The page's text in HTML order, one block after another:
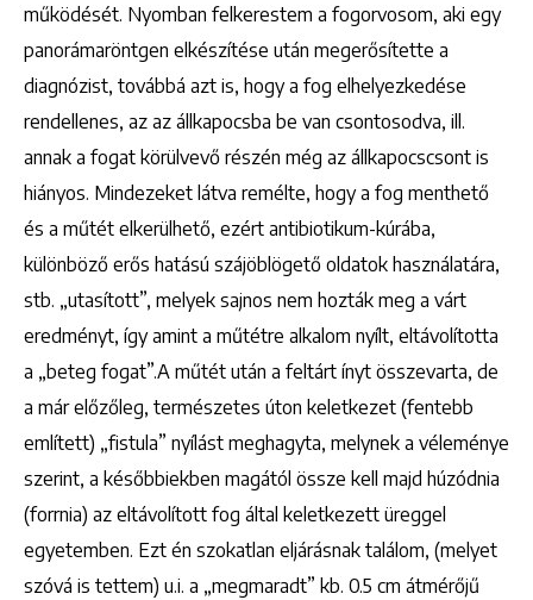
működését. Nyomban felkerestem a fogorvosom, aki egy
panorámaröntgen elkészítése után megerősítette a
diagnózist, továbbá azt is, hogy a fog elhelyezkedése
rendellenes, az az állkapocsba be van csontosodva, ill.
annak a fogat körülvevő részén még az állkapocscsont is
hiányos. Mindezeket látva remélte, hogy a fog menthető
és a műtét elkerülhető, ezért antibiotikum-kúrába,
különböző erős hatású szájöblögető oldatok használatára,
stb. „utasított”, melyek sajnos nem hozták meg a várt
eredményt, így amint a műtétre alkalom nyílt, eltávolította
a „beteg fogat”.A műtét után a feltárt ínyt összevarta, de
a már előzőleg, természetes úton keletkezet (fentebb
említett) „fistula” nyílást meghagyta, melynek a véleménye
szerint, a későbbiekben magától össze kell majd húzódnia
(forrnia) az eltávolított fog által keletkezett üreggel
egyetemben. Ezt én szokatlan eljárásnak találom, (melyet
szóvá is tettem) u.i. a „megmaradt” kb. 0.5 cm átmérőjű